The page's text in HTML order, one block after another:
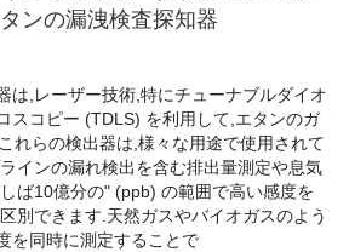
ンの漏洩検査探知器
は,レーザー技術,特にチューナブルダイオ
スコピー (TDLS) を利用して,エタンのガ
れらの検出器は,様々な用途で使用されて
インの漏れ検出を含む排出量測定や息気
ば10億分の" (ppb) の範囲で高い感度を
別できます.天然ガスやバイオガスのよう
を同時に測定することで